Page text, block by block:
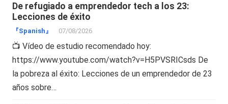
De refugiado a emprendedor tech a los 23:
Lecciones de éxito
『Spanish』 07/08/2026
📺 Vídeo de estudio recomendado hoy:
https://www.youtube.com/watch?v=H5PVSRICsds De
la pobreza al éxito: Lecciones de un emprendedor de 23
años sobre…